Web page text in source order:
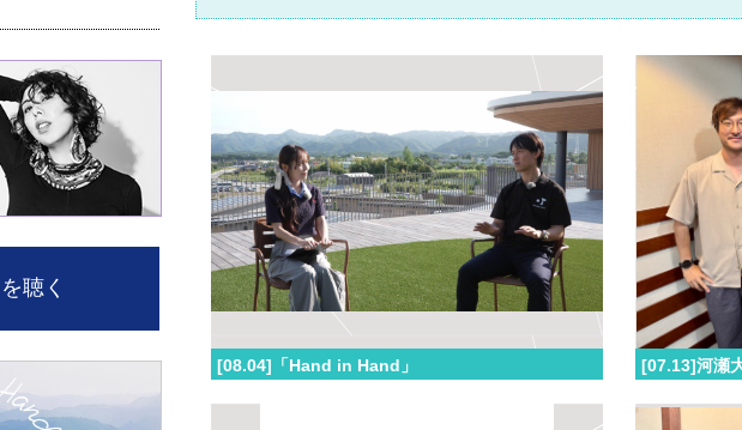
聴く
[08.04]「Hand in Hand」